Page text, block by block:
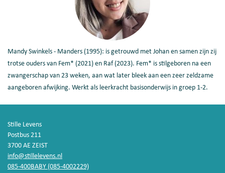
Mandy Swinkels - Manders (1995): is getrouwd met Johan en samen zijn zij
trotse ouders van Fem* (2021) en Raf (2023). Fem* is stilgeboren na een
zwangerschap van 23 weken, aan wat later bleek aan een zeer zeldzame
aangeboren afwijking. Werkt als leerkracht basisonderwijs in groep 1-2.
Stille Levens
Postbus 211
3700 AE ZEIST
info@stillelevens.nl
085-400BABY (085-4002229)